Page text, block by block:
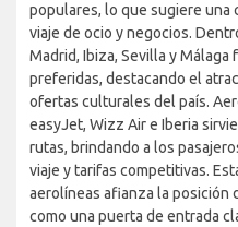
populares, lo que sugiere una
viaje de ocio y negocios.
Madrid, Ibiza, Sevilla y
preferidas, destacando el
ofertas culturales del país.
easyJet, Wizz Air e Iberia
rutas, brindando a los
viaje y tarifas competitivas.
aerolíneas afianza la posición
como una puerta de entrada